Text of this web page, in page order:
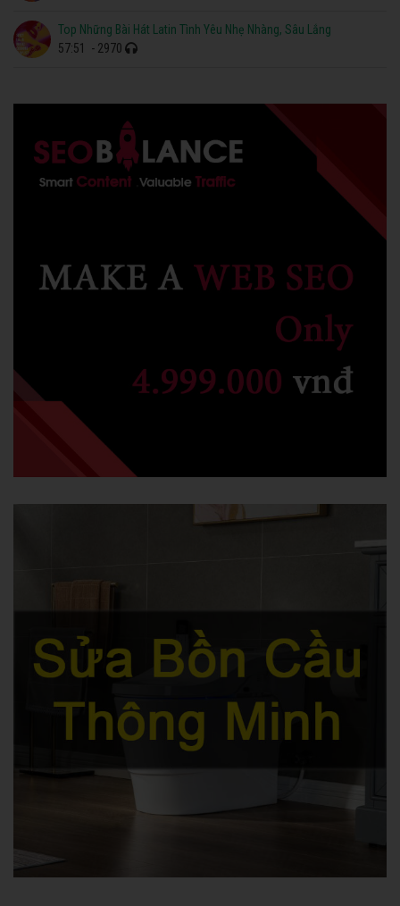
Top Những Bài Hát Latin Tình Yêu Nhẹ Nhàng, Sâu Lắng
57:51
- 2970